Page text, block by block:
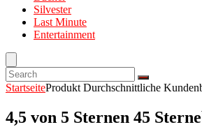
Silvester
Last Minute
Entertainment
StartseiteProdukt Durchschnittliche
4,5 von 5 Sternen 45